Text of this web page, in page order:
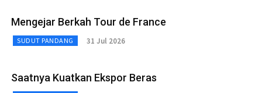
Mengejar Berkah Tour de France
SUDUT PANDANG 31 Jul 2026
Saatnya Kuatkan Ekspor Beras